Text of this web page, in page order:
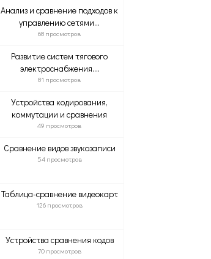
Анализ и сравнение подходов к
управлению сетями...
68 просмотров
Развитие систем тягового
электроснабжения....
81 просмотров
Устройства кодирования,
коммутации и сравнения
49 просмотров
Сравнение видов звукозаписи
54 просмотров
Таблица-сравнение видеокарт
126 просмотров
Устройства сравнения кодов
70 просмотров